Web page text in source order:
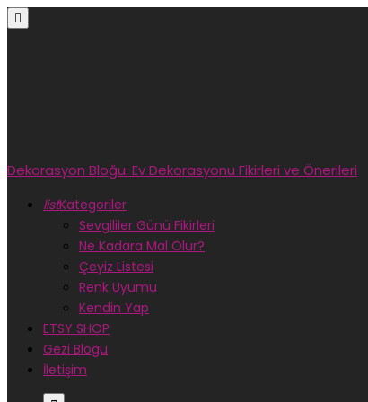

Dekorasyon Bloğu: Ev Dekorasyonu Fikirleri ve Önerileri
listKategoriler
Sevgililer Günü Fikirleri
Ne Kadara Mal Olur?
Çeyiz Listesi
Renk Uyumu
Kendin Yap
ETSY SHOP
Gezi Blogu
İletişim